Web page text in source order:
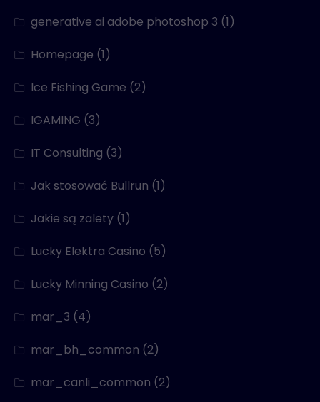
generative ai adobe photoshop 3 (1)
Homepage (1)
Ice Fishing Game (2)
IGAMING (3)
IT Consulting (3)
Jak stosować Bullrun (1)
Jakie są zalety (1)
Lucky Elektra Casino (5)
Lucky Minning Casino (2)
mar_3 (4)
mar_bh_common (2)
mar_canli_common (2)